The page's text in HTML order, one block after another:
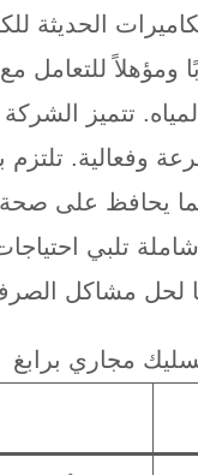
الحديثة
ومؤهلاً للتعامل
تتميز
وفعالية.
مما يحافظ على
تلبي
لحل مشاكل
مجاري برابغ